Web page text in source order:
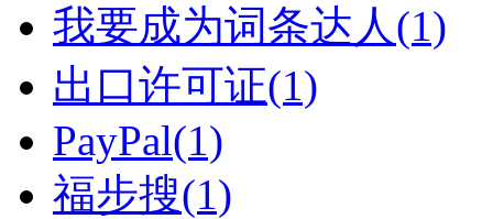
我要成为词条达人(1)
出口许可证(1)
PayPal(1)
福步搜(1)